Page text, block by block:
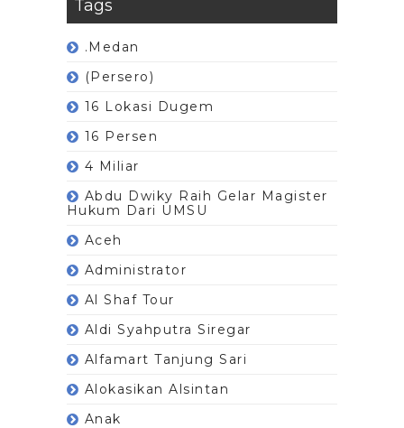
Tags
.Medan
(Persero)
16 Lokasi Dugem
16 Persen
4 Miliar
Abdu Dwiky Raih Gelar Magister
Hukum Dari UMSU
Aceh
Administrator
Al Shaf Tour
Aldi Syahputra Siregar
Alfamart Tanjung Sari
Alokasikan Alsintan
Anak